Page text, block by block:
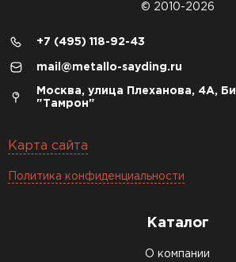
© 2010-2026
+7 (495) 118-92-43
mail@metallo-sayding.ru
Москва, улица Плеханова, 4А,
"Тамрон"
Карта сайта
Политика конфиденциальности
Каталог
О компании